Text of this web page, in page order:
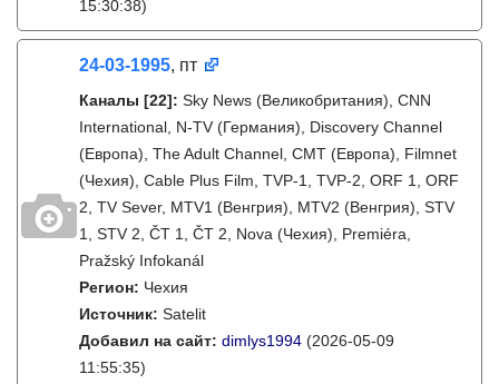
15:30:38)
24-03-1995, пт
Каналы [22]: Sky News (Великобритания), CNN
International, N-TV (Германия), Discovery Channel
(Европа), The Adult Channel, CMT (Европа), Filmnet
(Чехия), Cable Plus Film, TVP-1, TVP-2, ORF 1, ORF
2, TV Sever, MTV1 (Венгрия), MTV2 (Венгрия), STV
1, STV 2, ČT 1, ČT 2, Nova (Чехия), Premiéra,
Pražský Infokanál
Регион: Чехия
Источник: Satelit
Добавил на сайт: dimlys1994 (2026-05-09
11:55:35)